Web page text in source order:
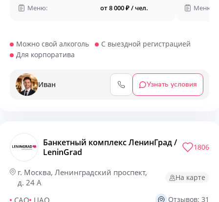
Меню:
от 8 000 ₽ / чел.
Меню:
Можно свой алкоголь
С выездной регистрацией
Для корпоратива
Иван Узнать условия
Банкетный комплекс ЛенинГрад /
LeninGrad
г. Москва, Ленинградский проспект,
д. 24 А
САО ЦАО
На карте
1806
Отзывов: 31